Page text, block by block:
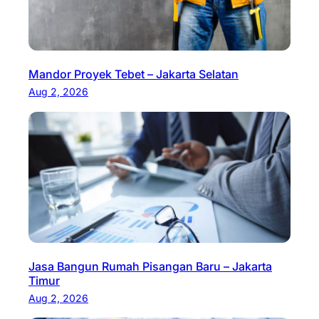
Mandor Proyek Tebet – Jakarta Selatan
Aug 2, 2026
Jasa Bangun Rumah Pisangan Baru – Jakarta
Timur
Aug 2, 2026